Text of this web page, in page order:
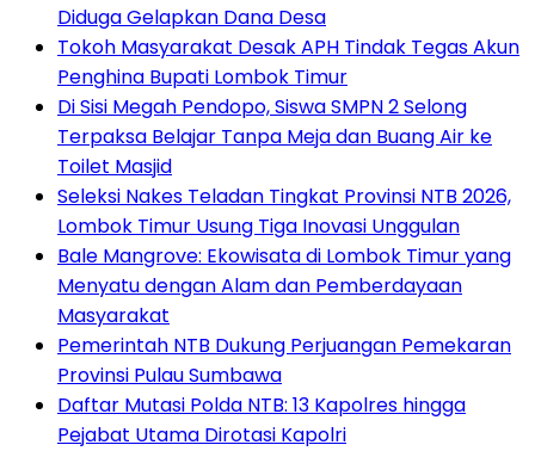
Diduga Gelapkan Dana Desa
Tokoh Masyarakat Desak APH Tindak Tegas Akun
Penghina Bupati Lombok Timur
Di Sisi Megah Pendopo, Siswa SMPN 2 Selong
Terpaksa Belajar Tanpa Meja dan Buang Air ke
Toilet Masjid
Seleksi Nakes Teladan Tingkat Provinsi NTB 2026,
Lombok Timur Usung Tiga Inovasi Unggulan
Bale Mangrove: Ekowisata di Lombok Timur yang
Menyatu dengan Alam dan Pemberdayaan
Masyarakat
Pemerintah NTB Dukung Perjuangan Pemekaran
Provinsi Pulau Sumbawa
Daftar Mutasi Polda NTB: 13 Kapolres hingga
Pejabat Utama Dirotasi Kapolri